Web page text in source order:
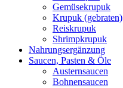
Gemüsekrupuk
Krupuk (gebraten)
Reiskrupuk
Shrimpkrupuk
Nahrungsergänzung
Saucen, Pasten & Öle
Austernsaucen
Bohnensaucen